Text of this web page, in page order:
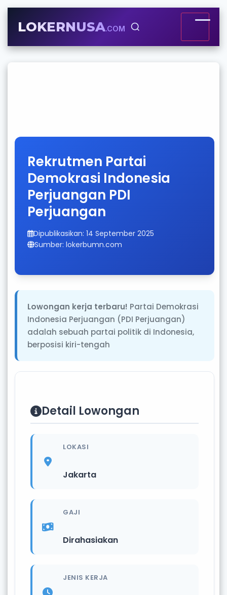
LOKERNUSA.COM
Rekrutmen Partai
Demokrasi Indonesia
Perjuangan PDI
Perjuangan
Dipublikasikan: 14 September 2025
Sumber: lokerbumn.com
Lowongan kerja terbaru! Partai Demokrasi
Indonesia Perjuangan (PDI Perjuangan)
adalah sebuah partai politik di Indonesia,
berposisi kiri-tengah
Detail Lowongan
LOKASI
Jakarta
GAJI
Dirahasiakan
JENIS KERJA